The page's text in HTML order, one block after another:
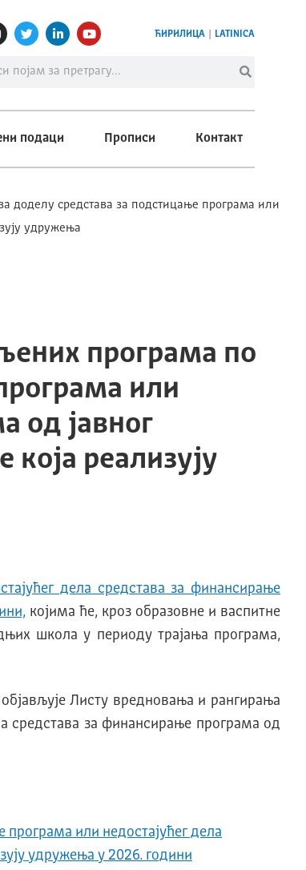
ЋИРИЛИЦА LATINICA
подаци Прописи Контакт
доделу средстава за подстицање програма или
удружења
програма по
или
од јавног
која реализују
дела средстава за финансирање
којима ће, кроз образовне и васпитне
школа у периоду трајања програма,
Листу вредновања и рангирања
средстава за финансирање програма од
или недостајућег дела
удружења у 2026. години